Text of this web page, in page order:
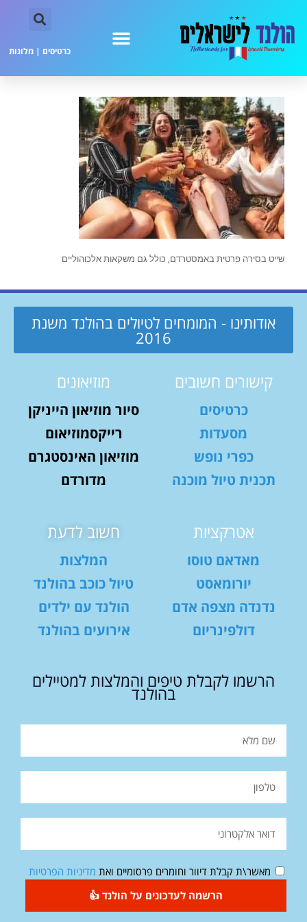
כרטיסים | מלונות
שייט בסירה פרטית באמסטרדם, כולל גם משקאות אלכוהוליים
אודותינו - המומחים לטיולים בהולנד משנת
2016
קישורים חשובים
כרטיסים
מסעדות
כפרי נופש
תכנית טיול מוכנה
מוזיאונים
סיור מוזיאון הייניקן
רייקסמוזיאום
מוזיאון האינסטגרם
מדורדם
אטרקציות
מאדאם טוסו
יורומאסט
נדנדה מצפה אדם
דולפינריום
חשוב לדעת
המלצות
טיול כוכב בהולנד
הולנד עם ילדים
אירועים בהולנד
הרשמו לקבלת טיפים והמלצות למטיילים
בהולנד
מאשר\ת קבלת דיוור וחומרים פרסומיים ואת מדיניות הפרטיות
הרשמה לעדכונים על הולנד 👍